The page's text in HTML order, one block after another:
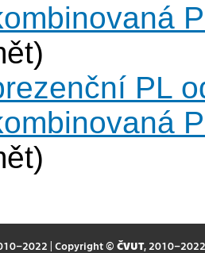
PL
| Copyright © ČVUT, 2010–2022